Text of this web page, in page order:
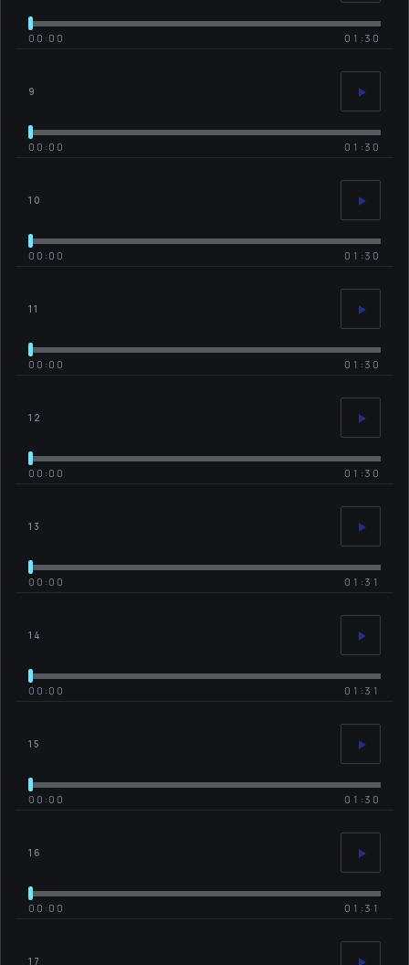
00:00 01:30
9
00:00 01:30
10
00:00 01:30
11
00:00 01:30
12
00:00 01:30
13
00:00 01:31
14
00:00 01:31
15
00:00 01:30
16
00:00 01:31
17